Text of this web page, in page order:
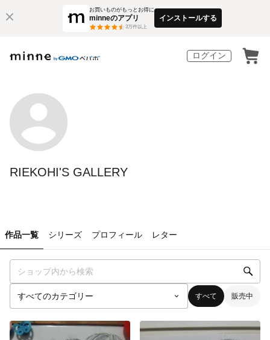
お買いものがもっとお得に
minneのアプリ
3万件以上
インストールする
ログイン
RIEKOHI'S GALLERY
作品一覧 シリーズ プロフィール レター
すべて 販売中